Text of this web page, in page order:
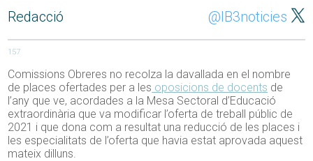
Redacció @IB3noticies
157
Comissions Obreres no recolza la davallada en el nombre
de places ofertades per a les oposicions de docents de
l’any que ve, acordades a la Mesa Sectoral d’Educació
extraordinària que va modificar l’oferta de treball públic de
2021 i que dona com a resultat una reducció de les places i
les especialitats de l’oferta que havia estat aprovada aquest
mateix dilluns.